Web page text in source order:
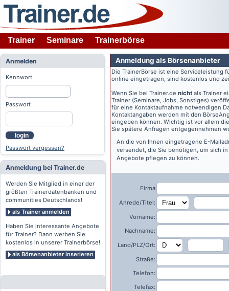
Trainer Seminare Trainerbörse
Anmelden
Kennwort
Passwort
login
Passwort vergessen?
Anmeldung bei Trainer.de
Werden Sie Mitglied in einer der
größten Trainerdatenbanken und -
communities Deutschlands!
als Trainer anmelden
Haben Sie interessante Angebote
für Trainer? Dann werben Sie
kostenlos in unserer Trainerbörse!
als Börsenanbieter inserieren
Anmeldung als Börsenanbieter
Die TrainerBörse ist eine Serviceleistung
online eingetragen, sind kostenlos und
Wenn Sie bei Trainer.de nicht als Trainer
Trainer (Seminare, Jobs, Sonstiges)
für eine Kontaktaufnahme notwendigen
Kontaktangaben werden mit den
eingeben können. Wichtig ist vor allem
Sie spätere Anfragen entgegennehmen
An die von Ihnen eingetragene E-
versendet, die Sie benötigen, um sich
Angebote pflegen zu können.
Firma
Anrede/Titel:
Vorname:
Nachname:
Land/PLZ/Ort:
Straße:
Telefon:
Telefax: